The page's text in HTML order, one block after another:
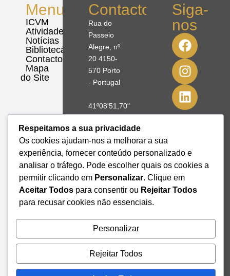
Menu
ICVM
Atividades
Notícias
Biblioteca
Contactos
Mapa
do Site
Contactos
Rua do
Passeio
Alegre, nº
20 4150-
570 Porto
- Portugal
41º08'51,70"
8º39'41,76"
W
+351 228
328 115
geral@institutodemobilidade.org
Subscreva
a
Send
Siga-
nos
Respeitamos a sua privacidade
Os cookies ajudam-nos a melhorar a sua
experiência, fornecer conteúdo personalizado e
analisar o tráfego. Pode escolher quais os cookies a
permitir clicando em Personalizar. Clique em
Aceitar Todos para consentir ou Rejeitar Todos
para recusar cookies não essenciais.
Personalizar
Rejeitar Todos